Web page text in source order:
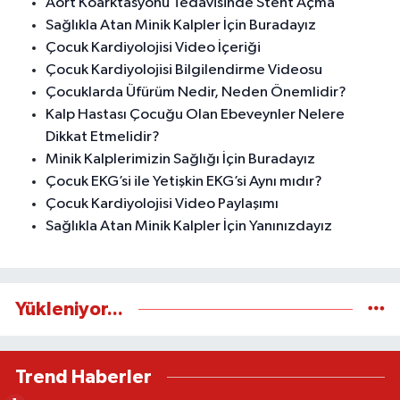
Aort Koarktasyonu Tedavisinde Stent Açma
Sağlıkla Atan Minik Kalpler İçin Buradayız
Çocuk Kardiyolojisi Video İçeriği
Çocuk Kardiyolojisi Bilgilendirme Videosu
Çocuklarda Üfürüm Nedir, Neden Önemlidir?
Kalp Hastası Çocuğu Olan Ebeveynler Nelere
Dikkat Etmelidir?
Minik Kalplerimizin Sağlığı İçin Buradayız
Çocuk EKG’si ile Yetişkin EKG’si Aynı mıdır?
Çocuk Kardiyolojisi Video Paylaşımı
Sağlıkla Atan Minik Kalpler İçin Yanınızdayız
Yükleniyor...
Trend Haberler